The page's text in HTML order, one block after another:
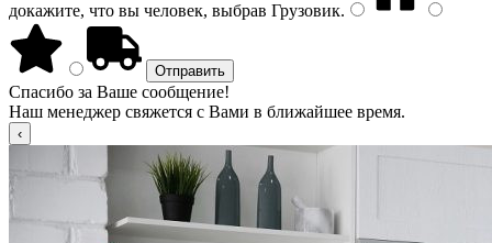
докажите, что вы человек, выбрав Грузовик.
Спасибо за Ваше сообщение!
Наш менеджер свяжется с Вами в ближайшее время.